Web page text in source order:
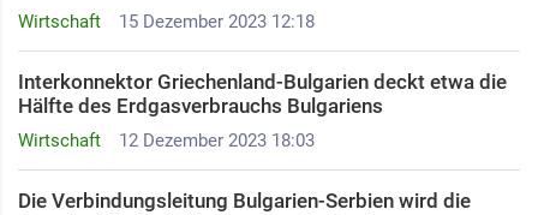
Wirtschaft 15 Dezember 2023 12:18
Wirtschaft 12 Dezember 2023 18:03
Interkonnektor Griechenland-Bulgarien deckt etwa die
Hälfte des Erdgasverbrauchs Bulgariens
Die Verbindungsleitung Bulgarien-Serbien wird die